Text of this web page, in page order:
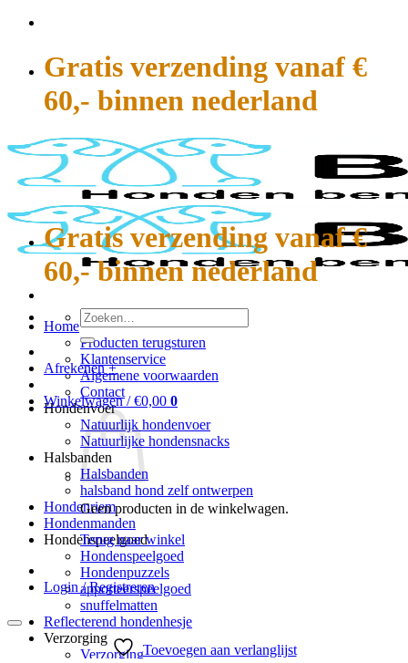
Gratis verzending vanaf €
60,- binnen nederland
Home
Producten terugsturen
Klantenservice
Algemene voorwaarden
Contact
Hondenvoer
Natuurlijk hondenvoer
Natuurlijke hondensnacks
Halsbanden
Halsbanden
halsband hond zelf ontwerpen
Hondenriem
Hondenmanden
Hondenspeelgoed
Hondenspeelgoed
Hondenpuzzels
apporteerspeelgoed
snuffelmatten
Reflecterend hondenhesje
Verzorging
Verzorging
Gratis verzending vanaf €
60,- binnen nederland
Zoeken
naar:
Afrekenen +
Winkelwagen /€0,00 0
Geen producten in de winkelwagen.
Terug naar winkel
Login / Registreren
Toevoegen aan verlanglijst